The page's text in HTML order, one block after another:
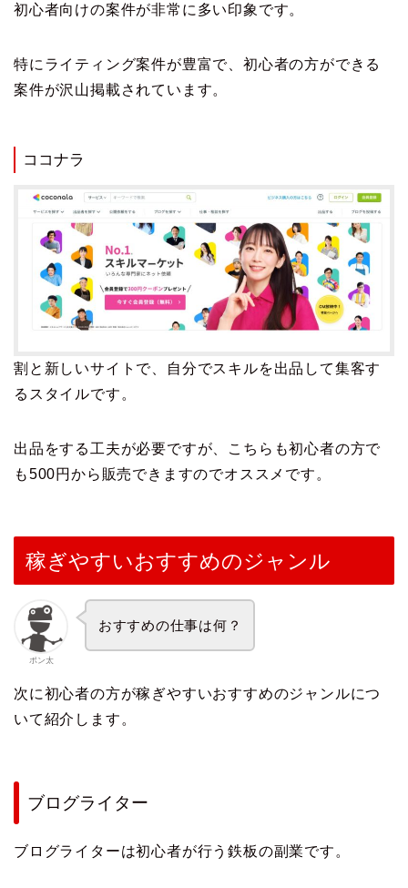
初心者向けの案件が非常に多い印象です。
特にライティング案件が豊富で、初心者の方ができる
案件が沢山掲載されています。
ココナラ
割と新しいサイトで、自分でスキルを出品して集客す
るスタイルです。
出品をする工夫が必要ですが、こちらも初心者の方で
も500円から販売できますのでオススメです。
稼ぎやすいおすすめのジャンル
ポン太
おすすめの仕事は何？
次に初心者の方が稼ぎやすいおすすめのジャンルにつ
いて紹介します。
ブログライター
ブログライターは初心者が行う鉄板の副業です。